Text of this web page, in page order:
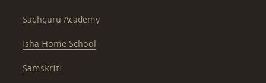
Sadhguru Academy
Isha Home School
Samskriti